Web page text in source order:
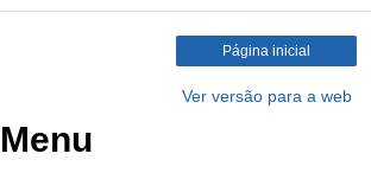
Página inicial
Ver versão para a web
Menu